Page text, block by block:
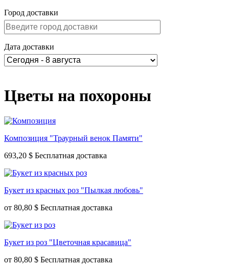
Город доставки
Дата доставки
Цветы на похороны
Композиция "Траурный венок Памяти"
693,20 $
Букет из красных роз "Пылкая любовь"
от 80,80 $
Букет из роз "Цветочная красавица"
от 80,80 $